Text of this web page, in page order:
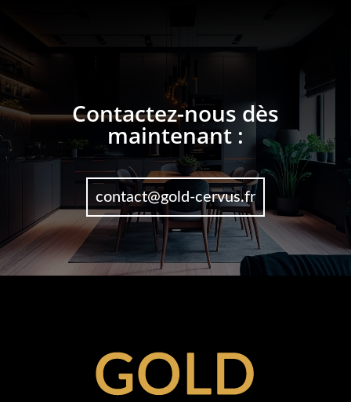
Contactez-nous dès
maintenant :
contact@gold-cervus.fr